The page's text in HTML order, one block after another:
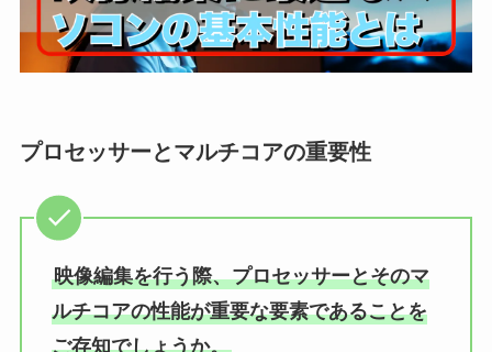
プロセッサーとマルチコアの重要性
映像編集を行う際、プロセッサーとそのマ
ルチコアの性能が重要な要素であることを
ご存知でしょうか。